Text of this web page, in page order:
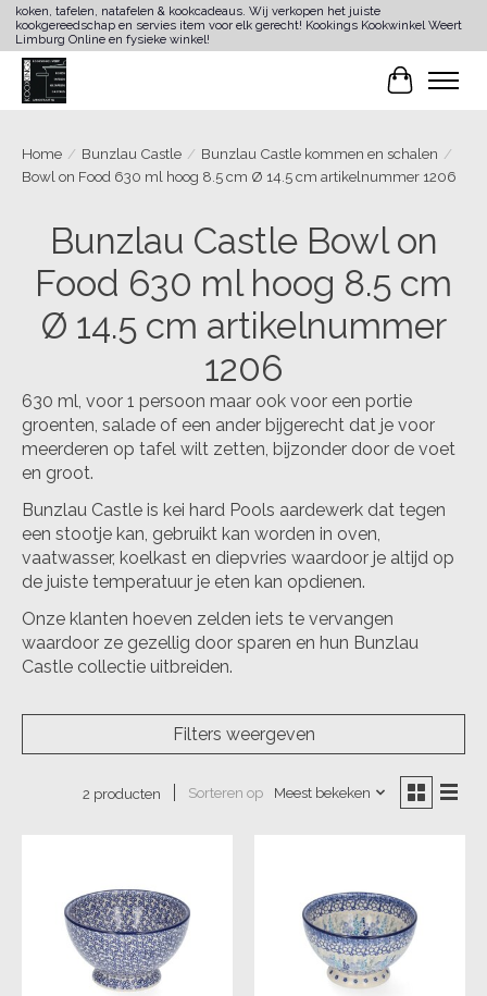
koken, tafelen, natafelen & kookcadeaus. Wij verkopen het juiste
kookgereedschap en servies item voor elk gerecht! Kookings Kookwinkel Weert
Limburg Online en fysieke winkel!
Home / Bunzlau Castle / Bunzlau Castle kommen en schalen /
Bowl on Food 630 ml hoog 8.5 cm Ø 14.5 cm artikelnummer 1206
Bunzlau Castle Bowl on
Food 630 ml hoog 8.5 cm
Ø 14.5 cm artikelnummer
1206
630 ml, voor 1 persoon maar ook voor een portie
groenten, salade of een ander bijgerecht dat je voor
meerderen op tafel wilt zetten, bijzonder door de voet
en groot.
Bunzlau Castle is kei hard Pools aardewerk dat tegen
een stootje kan, gebruikt kan worden in oven,
vaatwasser, koelkast en diepvries waardoor je altijd op
de juiste temperatuur je eten kan opdienen.
Onze klanten hoeven zelden iets te vervangen
waardoor ze gezellig door sparen en hun Bunzlau
Castle collectie uitbreiden.
Filters weergeven
2 producten Sorteren op Meest bekeken